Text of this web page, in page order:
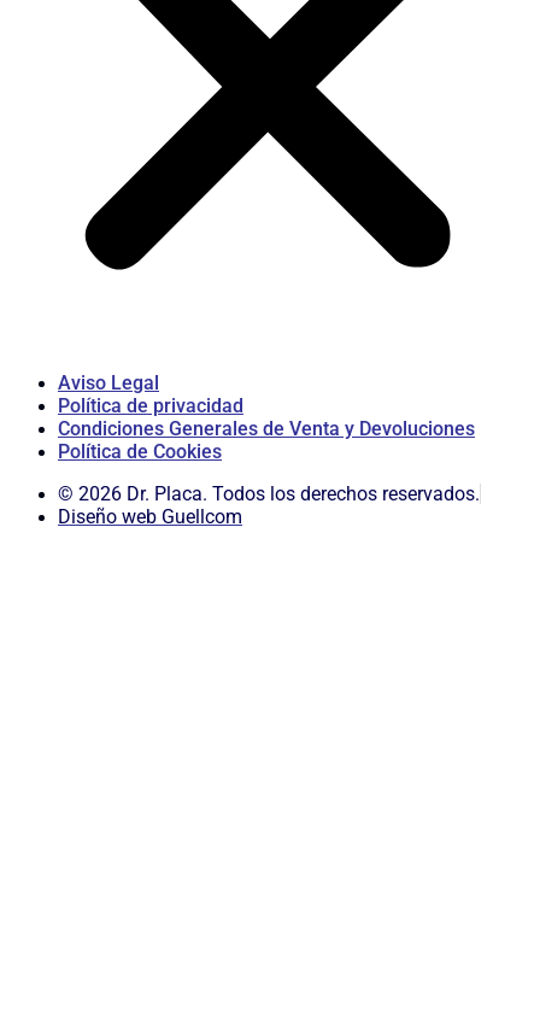
Aviso Legal
Política de privacidad
Condiciones Generales de Venta y Devoluciones
Política de Cookies
© 2026 Dr. Placa. Todos los derechos reservados.
Diseño web Guellcom